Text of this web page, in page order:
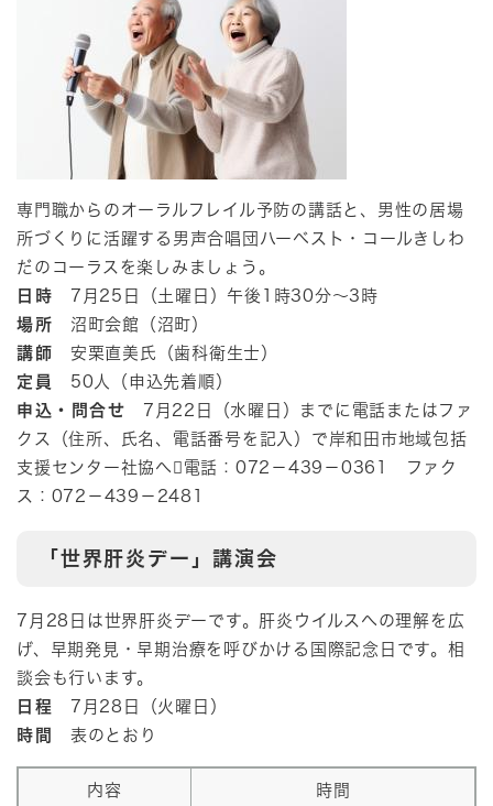
専門職からのオーラルフレイル予防の講話と、男性の居場
所づくりに活躍する男声合唱団ハーベスト・コールきしわ
だのコーラスを楽しみましょう。
日時 7月25日（土曜日）午後1時30分～3時
場所 沼町会館（沼町）
講師 安栗直美氏（歯科衛生士）
定員
50人（申込先着順）
申込・問合せ 7月22日（水曜日）までに電話またはファ
クス（住所、氏名、電話番号を記入）で岸和田市地域包括
支援センター社協へ電話：072－439－0361 ファク
ス：072－439－2481​
「世界肝炎デー」講演会
7月28日は世界肝炎デーです。肝炎ウイルスへの理解を広
げ、早期発見・早期治療を呼びかける国際記念日です。相
談会も行います。
日程 7月28日（火曜日）
時間
表のとおり
内容 時間